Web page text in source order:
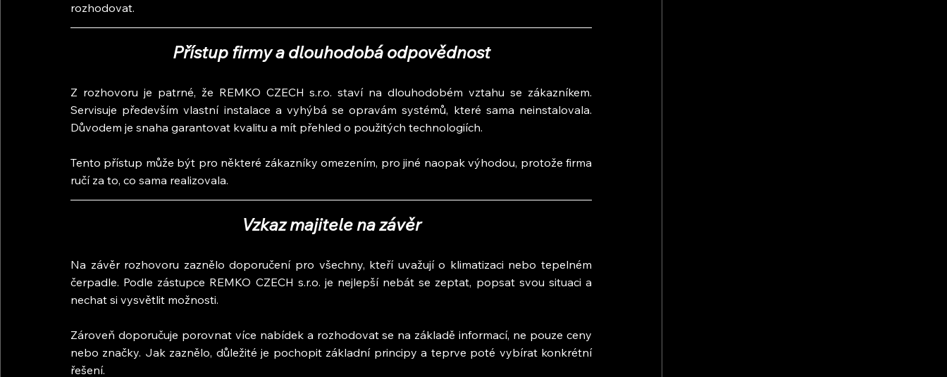
rozhodovat.
Přístup firmy a dlouhodobá odpovědnost
Z rozhovoru je patrné, že REMKO CZECH s.r.o. staví na dlouhodobém vztahu se zákazníkem.
Servisuje především vlastní instalace a vyhýbá se opravám systémů, které sama neinstalovala.
Důvodem je snaha garantovat kvalitu a mít přehled o použitých technologiích.
Tento přístup může být pro některé zákazníky omezením, pro jiné naopak výhodou, protože firma
ručí za to, co sama realizovala.
Vzkaz majitele na závěr
Na závěr rozhovoru zaznělo doporučení pro všechny, kteří uvažují o klimatizaci nebo tepelném
čerpadle. Podle zástupce REMKO CZECH s.r.o. je nejlepší nebát se zeptat, popsat svou situaci a
nechat si vysvětlit možnosti.
Zároveň doporučuje porovnat více nabídek a rozhodovat se na základě informací, ne pouze ceny
nebo značky. Jak zaznělo, důležité je pochopit základní principy a teprve poté vybírat konkrétní
řešení.